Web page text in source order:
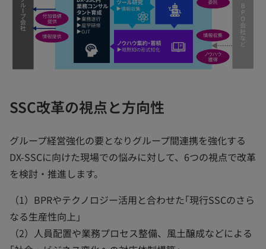
SSC改革の視点と方向性
グループ経営強化の要となりグループ間連携を強化する
DX-SSCに向けた現場での悩みに対して、6つの視点で改革
を検討・推進します。
（1）BPRやテクノロジー活用と合わせた｢現行SSCのさら
なる生産性向上｣
（2）人員配置や業務プロセス整備、風土醸成などによる